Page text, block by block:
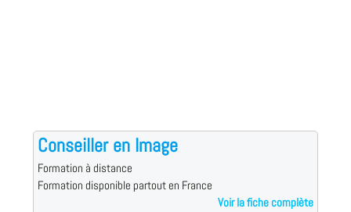
Conseiller en Image
Formation à distance
Formation disponible partout en France
Voir la fiche complète